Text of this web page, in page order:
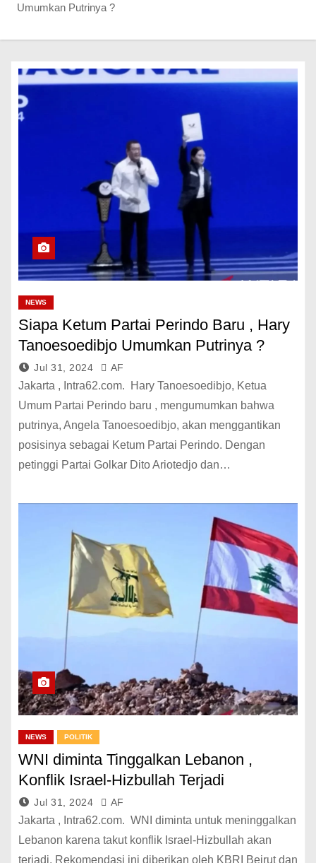
Umumkan Putrinya ?
NEWS
Siapa Ketum Partai Perindo Baru , Hary
Tanoesoedibjo Umumkan Putrinya ?
Jul 31, 2024 AF
Jakarta , Intra62.com. Hary Tanoesoedibjo, Ketua
Umum Partai Perindo baru , mengumumkan bahwa
putrinya, Angela Tanoesoedibjo, akan menggantikan
posisinya sebagai Ketum Partai Perindo. Dengan
petinggi Partai Golkar Dito Ariotedjo dan…
NEWS POLITIK
WNI diminta Tinggalkan Lebanon ,
Konflik Israel-Hizbullah Terjadi
Jul 31, 2024 AF
Jakarta , Intra62.com. WNI diminta untuk meninggalkan
Lebanon karena takut konflik Israel-Hizbullah akan
terjadi. Rekomendasi ini diberikan oleh KBRI Beirut dan